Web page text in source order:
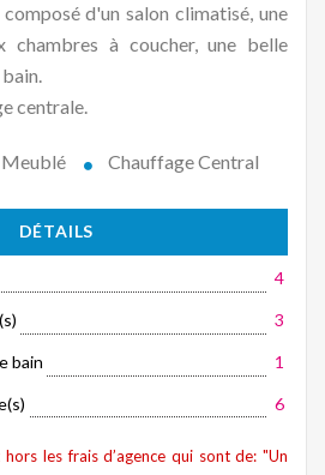
d'un salon climatisé, une
chambres à coucher, une belle
centrale.
Meublé
Chauffage Central
DÉTAILS
4
3
bain 1
6
les frais d’agence qui sont de: "Un